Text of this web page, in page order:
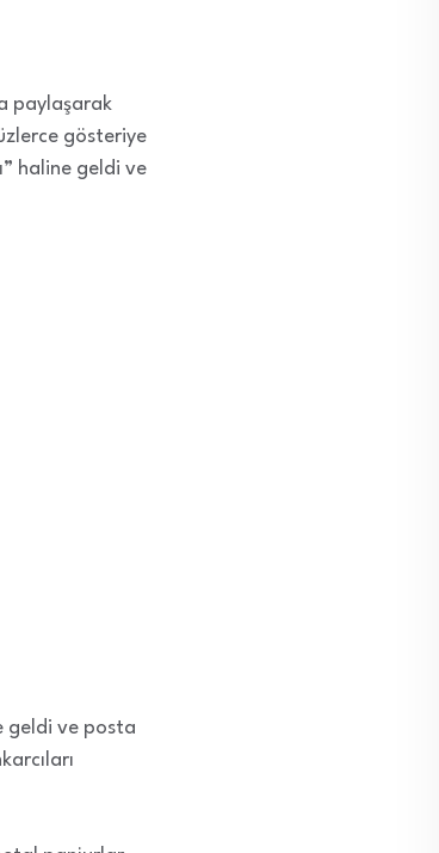
paylaşarak
gösteriye
haline geldi ve
geldi ve posta